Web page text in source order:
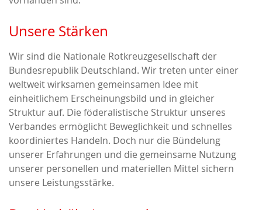
Unsere Stärken
Wir sind die Nationale Rotkreuzgesellschaft der
Bundesrepublik Deutschland. Wir treten unter einer
weltweit wirksamen gemeinsamen Idee mit
einheitlichem Erscheinungsbild und in gleicher
Struktur auf. Die föderalistische Struktur unseres
Verbandes ermöglicht Beweglichkeit und schnelles
koordiniertes Handeln. Doch nur die Bündelung
unserer Erfahrungen und die gemeinsame Nutzung
unserer personellen und materiellen Mittel sichern
unsere Leistungsstärke.